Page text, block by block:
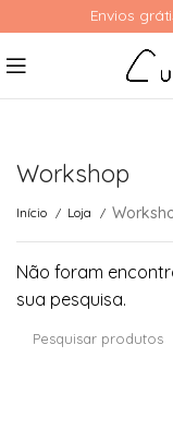
Workshop
Início Loja
Não foram
sua pesquisa.
Envios